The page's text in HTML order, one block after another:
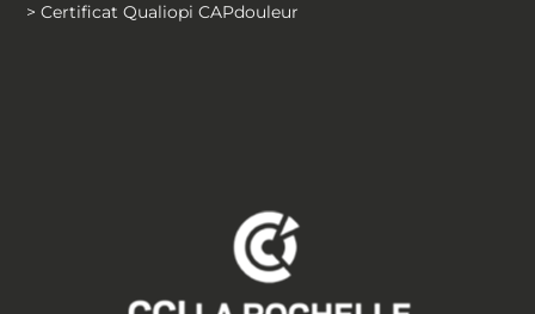
> Certificat Qualiopi CAPdouleur